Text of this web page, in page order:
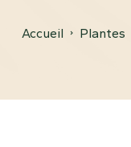
Accueil Plantes